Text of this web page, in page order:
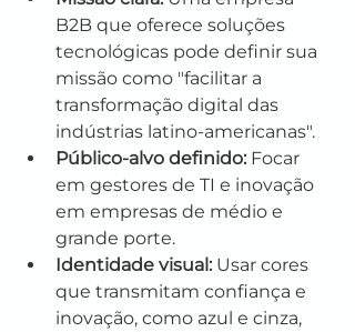
B2B que oferece soluções
tecnológicas pode definir sua
missão como "facilitar a
transformação digital das
indústrias latino-americanas".
Público-alvo definido: Focar
em gestores de TI e inovação
em empresas de médio e
grande porte.
Identidade visual: Usar cores
que transmitam confiança e
inovação, como azul e cinza,